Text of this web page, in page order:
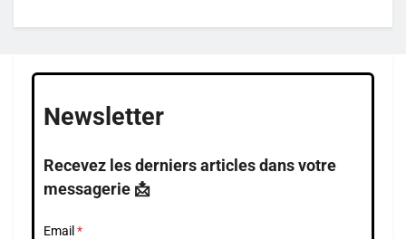
Newsletter
Recevez les derniers articles dans votre
messagerie 📩
Email